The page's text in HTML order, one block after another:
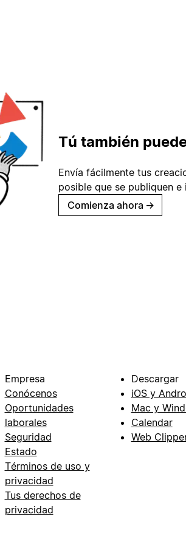
Tú también
Envía fácilmente tus
posible que se publiquen
Comienza ahora →
Empresa
Conócenos
Oportunidades
laborales
Seguridad
Estado
Términos de uso y
privacidad
Tus derechos de
privacidad
Descargar
iOS y
Mac y
Calendar
Web